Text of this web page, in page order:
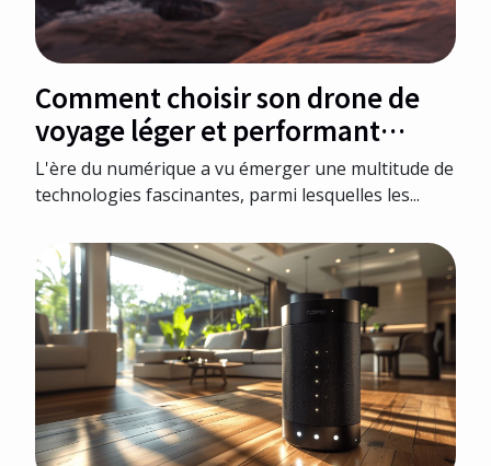
Comment choisir son drone de
voyage léger et performant
critères et modèles à privilégier
L'ère du numérique a vu émerger une multitude de
technologies fascinantes, parmi lesquelles les...